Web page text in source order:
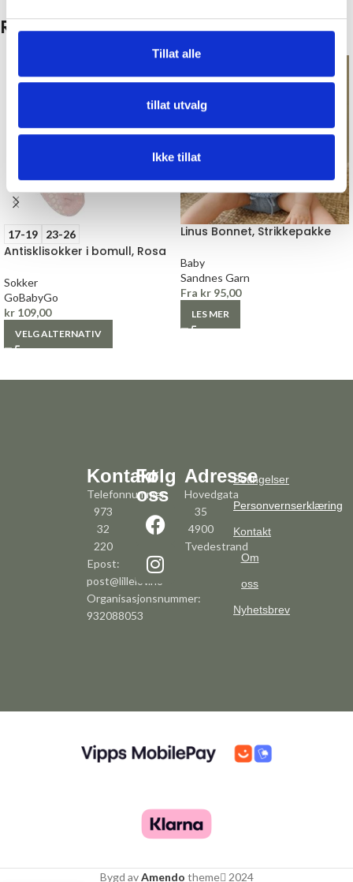
Tillat alle
tillat utvalg
Ikke tillat
Relaterte produkter
17-19 23-26
Antisklisokker i bomull, Rosa
Sokker
GoBabyGo
kr 109,00
VELG ALTERNATIV
Linus Bonnet, Strikkepakke
Baby
Sandnes Garn
Fra kr 95,00
LES MER
Kontakt
Telefonnummer:
973
32
220
Epost:
post@lillelov.no
Organisasjonsnummer:
932088053
Følg
oss
Adresse
Hovedgata
35
4900
Tvedestrand
Betingelser
Personvernserklæring
Kontakt
Om
oss
Nyhetsbrev
Bygd avAmendo theme 2024